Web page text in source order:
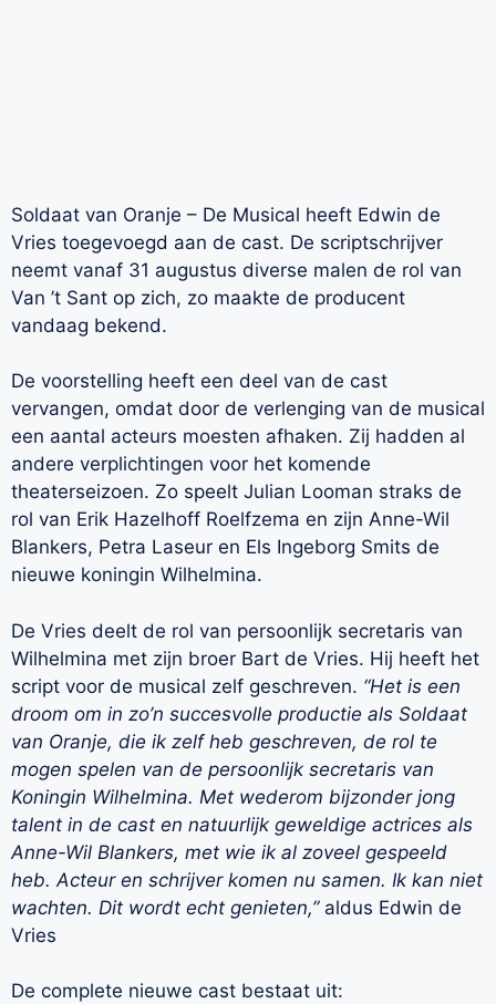
Soldaat van Oranje – De Musical heeft Edwin de
Vries toegevoegd aan de cast. De scriptschrijver
neemt vanaf 31 augustus diverse malen de rol van
Van ’t Sant op zich, zo maakte de producent
vandaag bekend.
De voorstelling heeft een deel van de cast
vervangen, omdat door de verlenging van de musical
een aantal acteurs moesten afhaken. Zij hadden al
andere verplichtingen voor het komende
theaterseizoen. Zo speelt Julian Looman straks de
rol van Erik Hazelhoff Roelfzema en zijn Anne-Wil
Blankers, Petra Laseur en Els Ingeborg Smits de
nieuwe koningin Wilhelmina.
De Vries deelt de rol van persoonlijk secretaris van
Wilhelmina met zijn broer Bart de Vries. Hij heeft het
script voor de musical zelf geschreven. “Het is een
droom om in zo’n succesvolle productie als Soldaat
van Oranje, die ik zelf heb geschreven, de rol te
mogen spelen van de persoonlijk secretaris van
Koningin Wilhelmina. Met wederom bijzonder jong
talent in de cast en natuurlijk geweldige actrices als
Anne-Wil Blankers, met wie ik al zoveel gespeeld
heb. Acteur en schrijver komen nu samen. Ik kan niet
wachten. Dit wordt echt genieten,” aldus Edwin de
Vries
De complete nieuwe cast bestaat uit: